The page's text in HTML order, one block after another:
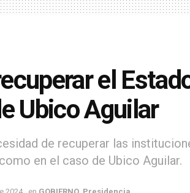
el
Ubico Aguilar
de recuperar las
en el caso de Ubico Aguilar.